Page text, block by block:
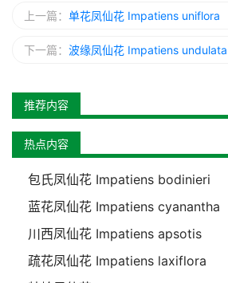
上一篇： 单花凤仙花 Impatiens uniflora
下一篇： 波缘凤仙花 Impatiens undulata
推荐内容
热点内容
包氏凤仙花 Impatiens bodinieri
蓝花凤仙花 Impatiens cyanantha
川西凤仙花 Impatiens apsotis
疏花凤仙花 Impatiens laxiflora